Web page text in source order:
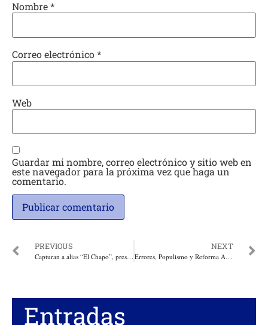
Nombre*
Correo electrónico*
Web
Guardar mi nombre, correo electrónico y sitio web en
este navegador para la próxima vez que haga un
comentario.
PREVIOUS
Capturan a alias “El Chapo”, presunto delincuente dedicado al hurto a residencias en el norte de Barranquilla
NEXT
Errores, Populismo y Reforma Agraria. Por: Miguel Ángel Lacouture
Entradas